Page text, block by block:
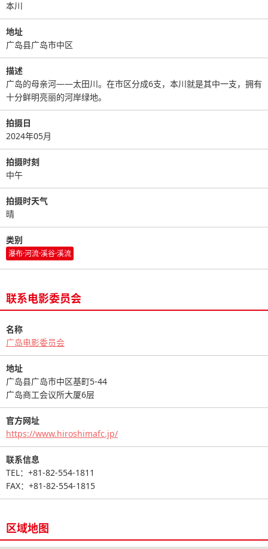
本川
地址
广岛县广岛市中区
描述
广岛的母亲河——太田川。在市区分成6支，本川就是其中一支，拥有
十分鲜明亮丽的河岸绿地。
拍摄日
2024年05月
拍摄时刻
中午
拍摄时天气
晴
类别
瀑布·河流·溪谷·溪流
联系电影委员会
名称
广岛电影委员会
地址
广岛县广岛市中区基町5-44
广岛商工会议所大厦6层
官方网址
https://www.hiroshimafc.jp/
联系信息
TEL：+81-82-554-1811
FAX：+81-82-554-1815
区域地图